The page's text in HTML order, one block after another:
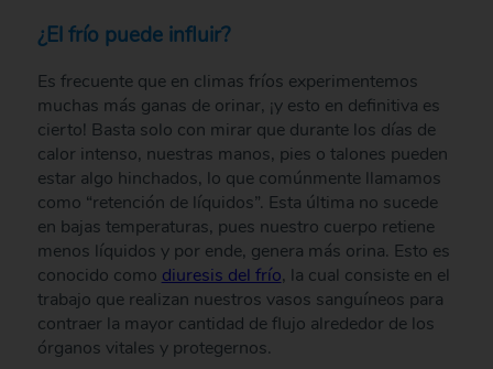
¿El frío puede influir?
Es frecuente que en climas fríos experimentemos
muchas más ganas de orinar, ¡y esto en definitiva es
cierto! Basta solo con mirar que durante los días de
calor intenso, nuestras manos, pies o talones pueden
estar algo hinchados, lo que comúnmente llamamos
como “retención de líquidos”. Esta última no sucede
en bajas temperaturas, pues nuestro cuerpo retiene
menos líquidos y por ende, genera más orina. Esto es
conocido como diuresis del frío, la cual consiste en el
trabajo que realizan nuestros vasos sanguíneos para
contraer la mayor cantidad de flujo alrededor de los
órganos vitales y protegernos.